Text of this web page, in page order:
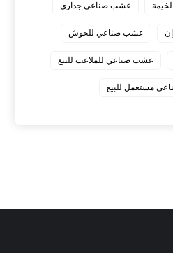
عشب صناعي جداري
عشب صناعي للحوش
عشب صناعي للملاعب للبيع
مستعمل للبيع